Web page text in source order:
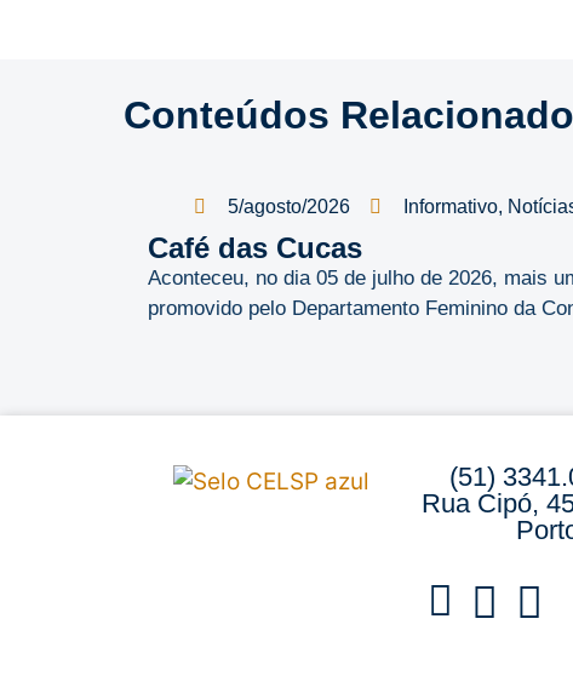
Conteúdos
5/agosto/2026 Informativo,
Café das Cucas
Aconteceu, no dia 05 de julho de 2026, mais
promovido pelo Departamento Feminino da
(51)
Rua Cipó,